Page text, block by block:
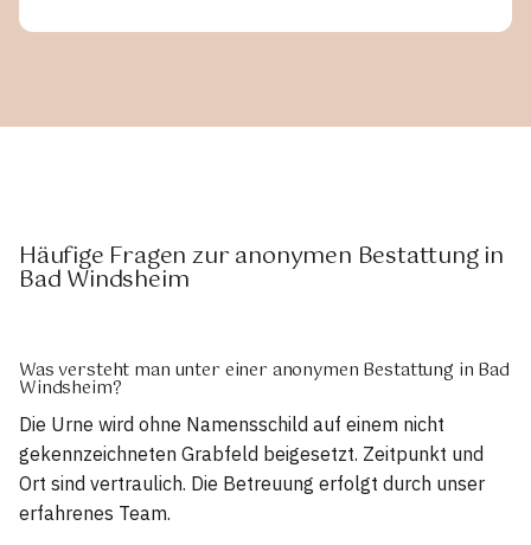
Häufige Fragen zur anonymen Bestattung in
Bad Windsheim
Was versteht man unter einer anonymen Bestattung in Bad
Windsheim?
Die Urne wird ohne Namensschild auf einem nicht
gekennzeichneten Grabfeld beigesetzt. Zeitpunkt und
Ort sind vertraulich. Die Betreuung erfolgt durch unser
erfahrenes Team.